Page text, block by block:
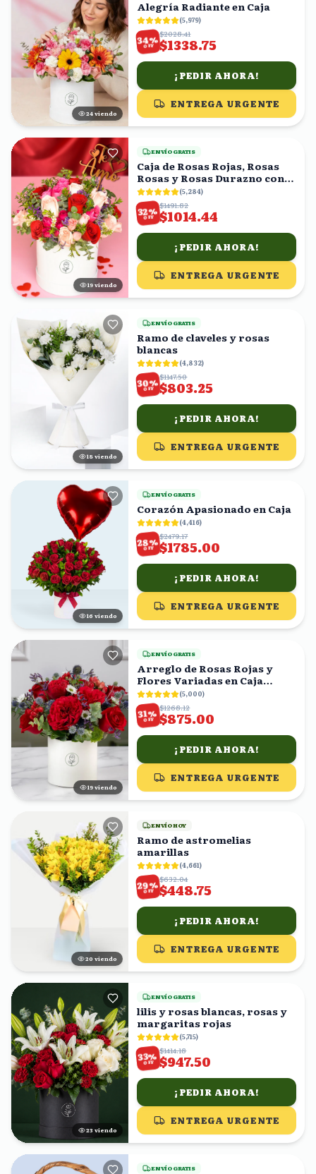
24 viendo
Alegría Radiante en Caja
(5,979)
34%
OFF
$2028.41
$1338.75
¡PEDIR AHORA!
ENTREGA URGENTE
20 viendo
ENVÍO GRATIS
Caja de Rosas Rojas, Rosas
Rosas y Rosas Durazno con
Topper 'Te Amo'
(5,284)
32%
OFF
$1491.82
$1014.44
¡PEDIR AHORA!
ENTREGA URGENTE
18 viendo
ENVÍO GRATIS
Ramo de claveles y rosas
blancas
(4,832)
30%
OFF
$1147.50
$803.25
¡PEDIR AHORA!
ENTREGA URGENTE
17 viendo
ENVÍO GRATIS
Corazón Apasionado en Caja
(4,416)
28%
OFF
$2479.17
$1785.00
¡PEDIR AHORA!
ENTREGA URGENTE
20 viendo
ENVÍO GRATIS
Arreglo de Rosas Rojas y
Flores Variadas en Caja
Blanca
(5,000)
31%
OFF
$1268.12
$875.00
¡PEDIR AHORA!
ENTREGA URGENTE
19 viendo
ENVÍO HOY
Ramo de astromelias
amarillas
(4,661)
29%
OFF
$632.04
$448.75
¡PEDIR AHORA!
ENTREGA URGENTE
22 viendo
ENVÍO GRATIS
lilis y rosas blancas, rosas y
margaritas rojas
(5,715)
33%
OFF
$1414.18
$947.50
¡PEDIR AHORA!
ENTREGA URGENTE
ENVÍO GRATIS